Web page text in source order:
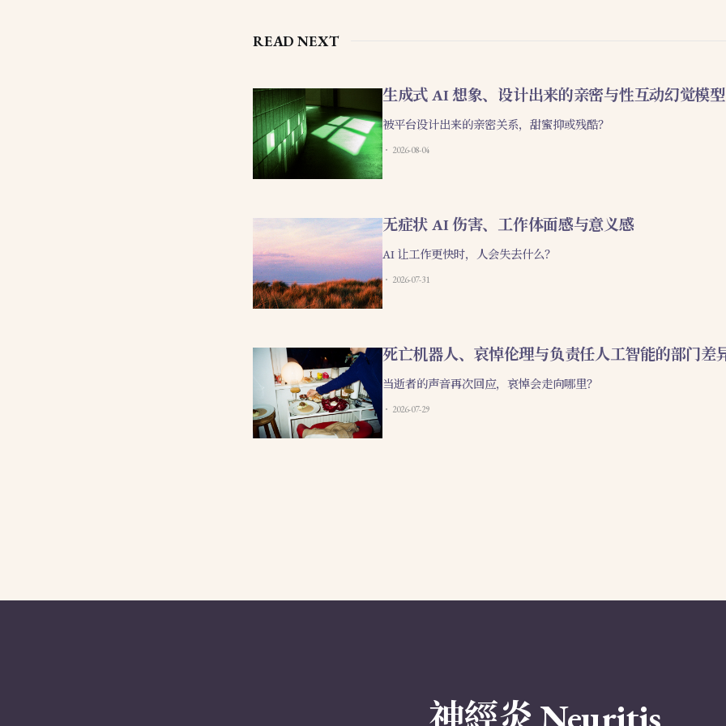
READ NEXT
生成式 AI 想象、设计出来的亲密与性互动幻觉模型
被平台设计出来的亲密关系，甜蜜抑或残酷？
2026-08-04
无症状 AI 伤害、工作体面感与意义感
AI 让工作更快时，人会失去什么？
2026-07-31
死亡机器人、哀悼伦理与负责任人工智能的部门差
当逝者的声音再次回应，哀悼会走向哪里？
2026-07-29